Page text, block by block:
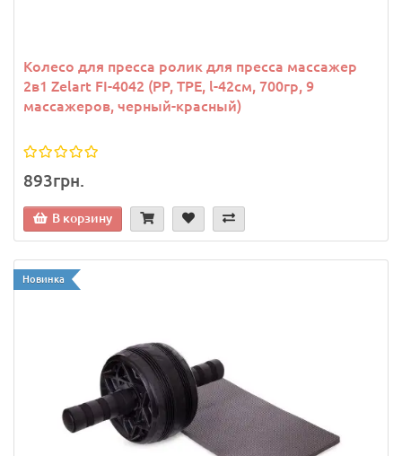
Колесо для пресса ролик для пресса массажер
2в1 Zelart FI-4042 (PP, TPE, l-42см, 700гр, 9
массажеров, черный-красный)
893грн.
В корзину
Новинка